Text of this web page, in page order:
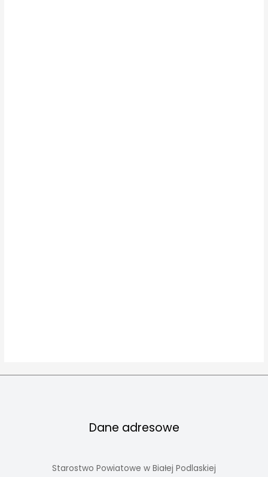
Dane adresowe
Starostwo Powiatowe w Białej Podlaskiej